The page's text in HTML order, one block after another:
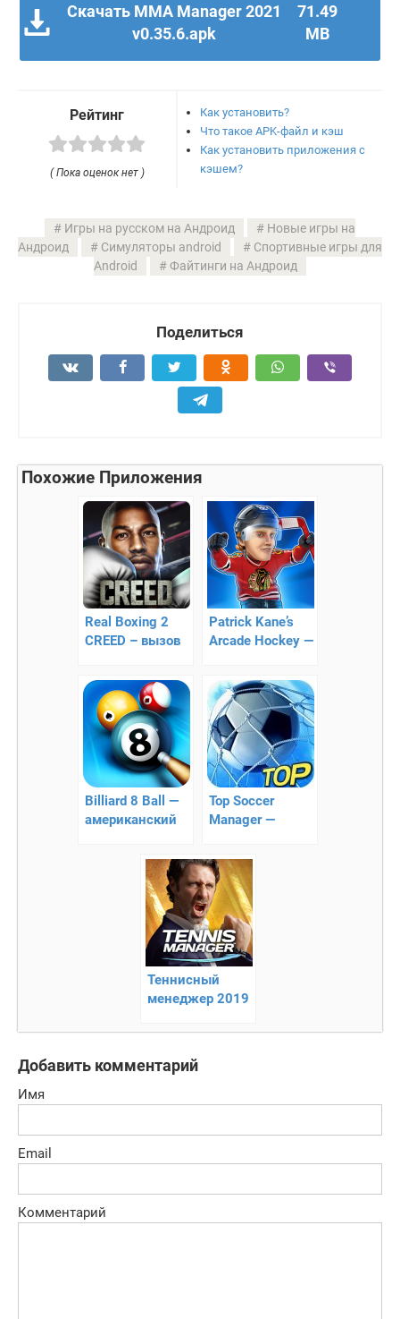
Скачать MMA Manager 2021
v0.35.6.apk
71.49
MB
Рейтинг
( Пока оценок нет )
Как установить?
Что такое APK-файл и кэш
Как установить приложения с
кэшем?
Игры на русском на Андроид
Новые игры на
Андроид
Симуляторы android
Спортивные игры для
Android
Файтинги на Андроид
Поделиться
Похожие Приложения
Real Boxing 2
CREED – вызов
Patrick Kane’s
Arcade Hockey —
Billiard 8 Ball —
американский
Top Soccer
Manager —
менеджер
Теннисный
менеджер 2019
2019)
Добавить комментарий
Имя
Email
Комментарий